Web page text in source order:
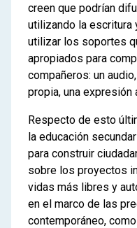
creen que podrían
utilizando la escritura
utilizar los soportes
apropiados para
compañeros: un
propia, una expresión
Respecto de esto
la educación
para construir
sobre los proyectos
vidas más libres y
en el marco de las
contemporáneo,